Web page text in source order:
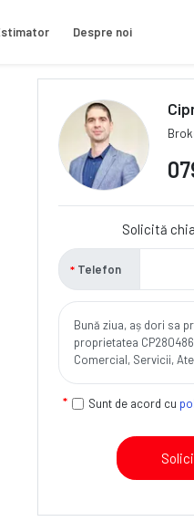
Despre noi
Solicită
Telefon
Sunt de acord cu